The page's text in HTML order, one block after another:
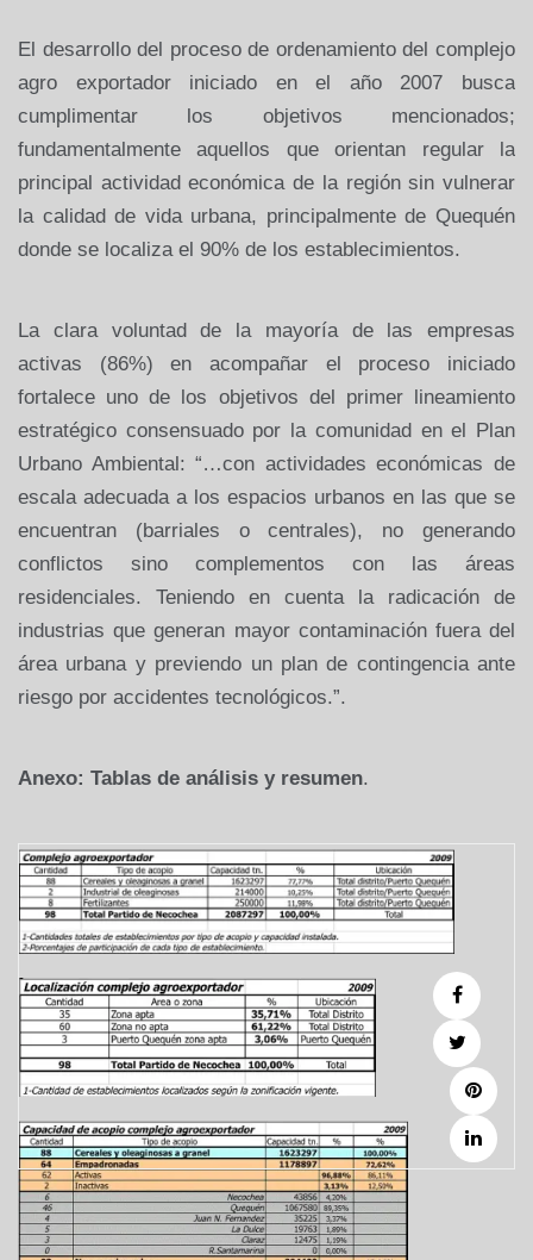
El desarrollo del proceso de ordenamiento del complejo
agro exportador iniciado en el año 2007 busca
cumplimentar los objetivos mencionados;
fundamentalmente aquellos que orientan regular la
principal actividad económica de la región sin vulnerar
la calidad de vida urbana, principalmente de Quequén
donde se localiza el 90% de los establecimientos.
La clara voluntad de la mayoría de las empresas
activas (86%) en acompañar el proceso iniciado
fortalece uno de los objetivos del primer lineamiento
estratégico consensuado por la comunidad en el Plan
Urbano Ambiental: “…con actividades económicas de
escala adecuada a los espacios urbanos en las que se
encuentran (barriales o centrales), no generando
conflictos sino complementos con las áreas
residenciales. Teniendo en cuenta la radicación de
industrias que generan mayor contaminación fuera del
área urbana y previendo un plan de contingencia ante
riesgo por accidentes tecnológicos.”.
Anexo: Tablas de análisis y resumen.
Navegación